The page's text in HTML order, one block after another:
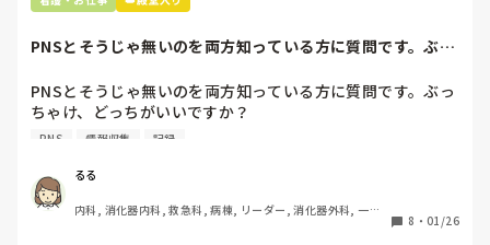
患者さんに迷惑かけたわけじゃないから大丈夫、
自分が情けなくて情けなくて😭
こんなバカな私をせめて笑い飛ばしてください笑
PNSとそうじゃ無いのを両方知っている方に質問です。ぶっ
PNSとそうじゃ無いのを両方知っている方に質問です。ぶっ
ちゃけ、どっちがいいですか？
後、PNSを廃止しました。
私は、そのPNSを廃止した病棟からまだPNSをやっている病
棟に9月に異動してきました。
PNS 情報収集 記録
るる
内科, 消化器内科, 救急科, 病棟, リーダー, 消化器外科, 一般
8 ・ 01/26